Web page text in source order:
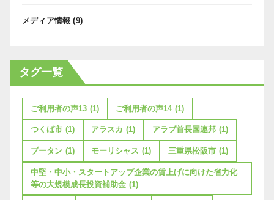
メディア情報 (9)
タグ一覧
ご利用者の声13 (1) ご利用者の声14 (1)
つくば市 (1) アラスカ (1) アラブ首長国連邦 (1)
ブータン (1) モーリシャス (1) 三重県松阪市 (1)
中堅・中小・スタートアップ企業の賃上げに向けた省力化
等の大規模成長投資補助金 (1)